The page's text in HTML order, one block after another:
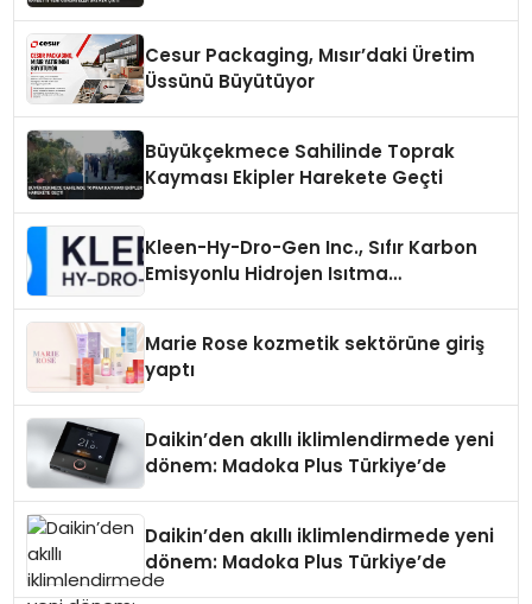
Cesur Packaging, Mısır’daki Üretim
Üssünü Büyütüyor
Büyükçekmece Sahilinde Toprak
Kayması Ekipler Harekete Geçti
Kleen-Hy-Dro-Gen Inc., Sıfır Karbon
Emisyonlu Hidrojen Isıtma
Marie Rose kozmetik sektörüne giriş
yaptı
Daikin’den akıllı iklimlendirmede yeni
dönem: Madoka Plus Türkiye’de
Daikin’den akıllı iklimlendirmede yeni
dönem: Madoka Plus Türkiye’de